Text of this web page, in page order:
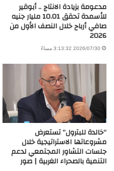
مدعومة بزيادة الانتاج .. أبوقير
للأسمدة تحقق 10.01 مليار جنيه
صافي أرباح خلال النصف الأول من
2026
2026/07/30 3:13:32 مساءً
“خالدة للبترول” تستعرض
مشروعاتها الاستراتيجية خلال
جلسات التشاور المجتمعي لدعم
التنمية بالصحراء الغربية | صور